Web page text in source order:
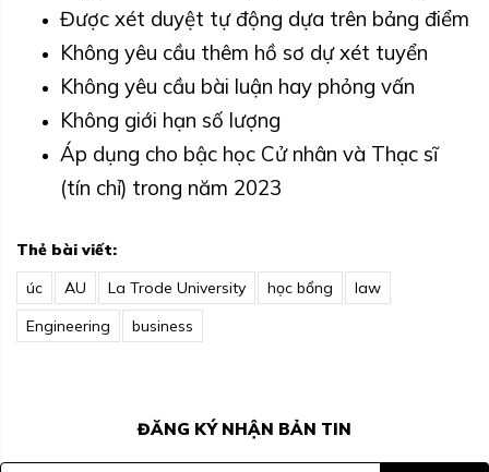
Được xét duyệt tự động dựa trên bảng điểm
Không yêu cầu thêm hồ sơ dự xét tuyển
Không yêu cầu bài luận hay phỏng vấn
Không giới hạn số lượng
Áp dụng cho bậc học Cử nhân và Thạc sĩ
(tín chỉ) trong năm 2023
Thẻ bài viết:
úc
AU La Trode University học bổng
law
Engineering
business
ĐĂNG KÝ NHẬN BẢN TIN